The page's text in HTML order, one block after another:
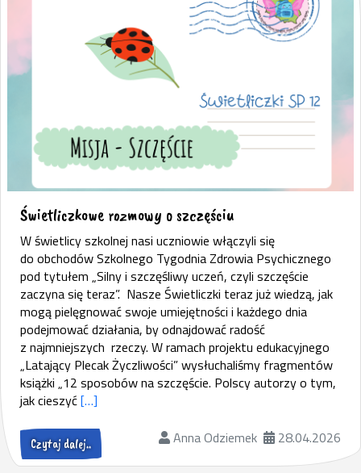
Świetliczkowe rozmowy o szczęściu
W świetlicy szkolnej nasi uczniowie włączyli się
do obchodów Szkolnego Tygodnia Zdrowia Psychicznego
pod tytułem „Silny i szczęśliwy uczeń, czyli szczęście
zaczyna się teraz”. Nasze Świetliczki teraz już wiedzą, jak
mogą pielęgnować swoje umiejętności i każdego dnia
podejmować działania, by odnajdować radość
z najmniejszych rzeczy. W ramach projektu edukacyjnego
„Latający Plecak Życzliwości” wysłuchaliśmy fragmentów
książki „12 sposobów na szczęście. Polscy autorzy o tym,
jak cieszyć[…]
Czytaj dalej.. Anna Odziemek 28.04.2026